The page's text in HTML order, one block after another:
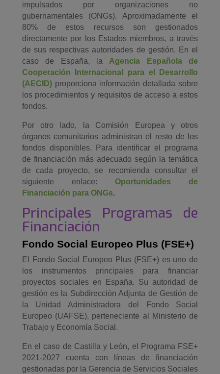
impulsados por organizaciones no
gubernamentales (ONGs). Aproximadamente el
80% de estos recursos son gestionados
directamente por los Estados miembros, a través
de sus respectivas autoridades de gestión. En el
caso de España, la Agencia Española de
Cooperación Internacional para el Desarrollo
(AECID)proporciona información detallada sobre
los procedimientos y requisitos de acceso a estos
fondos.
Por otro lado, la Comisión Europea y otros
órganos comunitarios administran el resto de los
fondos disponibles. Para identificar el programa
de financiación más adecuado según la temática
de cada proyecto, se recomienda consultar el
siguiente enlace:Oportunidades de
Financiación para ONGs.
Principales Programas de
Financiación
Fondo Social Europeo Plus (FSE+)
El Fondo Social Europeo Plus (FSE+) es uno de
los instrumentos principales para financiar
proyectos sociales en España. Su autoridad de
gestión es la Subdirección Adjunta de Gestión de
la Unidad Administradora del Fondo Social
Europeo (UAFSE), perteneciente al Ministerio de
Trabajo y Economía Social.
En el caso de Castilla y León, el Programa FSE+
2021-2027 cuenta con líneas de financiación
gestionadas por la Gerencia de Servicios Sociales